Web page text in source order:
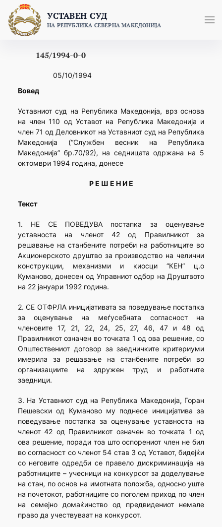
content
УСТАВЕН СУД
НА РЕПУБЛИКА СЕВЕРНА МАКЕДОНИЈА
145/1994-0-0
05/10/1994
Вовед
Уставниот суд на Република Македонија, врз основа
на член 110 од Уставот на Република Македонија и
член 71 од Деловникот на Уставниот суд на Република
Македонија (“Службен весник на Република
Македонија” бр.70/92), на седницата одржана на 5
октомври 1994 година, донесе
Р Е Ш Е Н И Е
Текст
1. НЕ СЕ ПОВЕДУВА постапка за оценување
уставноста на членот 42 од Правилникот за
решавање на станбените потреби на работниците во
Акционерското друштво за производство на челични
конструкции, механизми и киосци “КЕН” ц.о
Куманово, донесен од Управниот одбор на Друштвото
на 22 јануари 1992 година.
2. СЕ ОТФРЛА иницијативата за поведување постапка
за оценување на меѓусебната согласност на
членовите 17, 21, 22, 24, 25, 27, 46, 47 и 48 од
Правилникот означен во точката 1 од ова решение, со
Општествениот договор за заедничките критериуми
имерила за решавање на станбените потреби во
организациите на здружен труд и работните
заедници.
3. На Уставниот суд на Република Македонија, Горан
Пешевски од Куманово му поднесе иницијатива за
поведување постапка за оценување уставноста на
членот 42 од Правилникот означен во точката 1 од
ова решение, поради тоа што оспорениот член не бил
во согласност со членот 54 став 3 од Уставот, бидејќи
со неговите одредби се правело дискриминација на
работниците – учесници на конкурсот за доделување
на стан, по основ на имотната положба, односно уште
на почетокот, работниците со поголем приход по член
на семејно домаќинство од предвидениот немале
право да учествуваат на конкурсот.